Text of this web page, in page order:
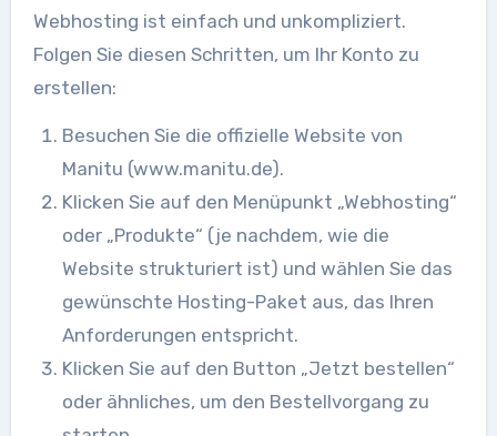
Webhosting ist einfach und unkompliziert.
Folgen Sie diesen Schritten, um Ihr Konto zu
erstellen:
Besuchen Sie die offizielle Website von
Manitu (www.manitu.de).
Klicken Sie auf den Menüpunkt „Webhosting“
oder „Produkte“ (je nachdem, wie die
Website strukturiert ist) und wählen Sie das
gewünschte Hosting-Paket aus, das Ihren
Anforderungen entspricht.
Klicken Sie auf den Button „Jetzt bestellen“
oder ähnliches, um den Bestellvorgang zu